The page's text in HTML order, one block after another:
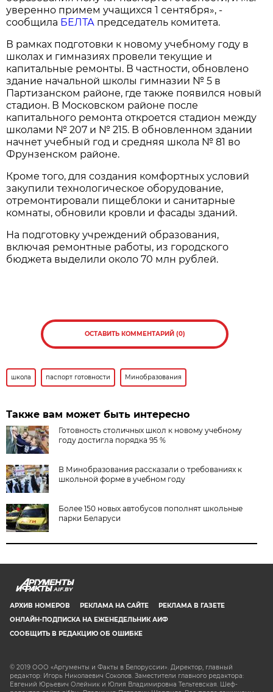
уверенно примем учащихся 1 сентября», -
сообщила БЕЛТА председатель комитета.
В рамках подготовки к новому учебному году в
школах и гимназиях провели текущие и
капитальные ремонты. В частности, обновлено
здание начальной школы гимназии № 5 в
Партизанском районе, где также появился новый
стадион. В Московском районе после
капитального ремонта откроется стадион между
школами № 207 и № 215. В обновленном здании
начнет учебный год и средняя школа № 81 во
Фрунзенском районе.
Кроме того, для создания комфортных условий
закупили технологическое оборудование,
отремонтировали пищеблоки и санитарные
комнаты, обновили кровли и фасады зданий.
На подготовку учреждений образования,
включая ремонтные работы, из городского
бюджета выделили около 70 млн рублей.
ОСТАВИТЬ КОММЕНТАРИЙ (0)
школа паспорт готовности Минобразования
Также вам может быть интересно
Готовность столичных школ к новому учебному
году достигла порядка 95 %
В Минобразования рассказали о требованиях к
школьной форме в учебном году
Более 150 новых автобусов пополнят школьные
парки Беларуси
AIF.BY
АРХИВ НОМЕРОВ РЕКЛАМА НА САЙТЕ
РЕКЛАМА В ГАЗЕТЕ
ОНЛАЙН-ПОДПИСКА НА ЕЖЕНЕДЕЛЬНИК АИФ
СООБЩИТЬ В РЕДАКЦИЮ ОБ ОШИБКЕ
© 2019 ООО «Аргументы и Факты в Белоруссии». Директор, главный
редактор: Игорь Николаевич Соколов. Заместители главного редактора:
Евгений Юрьевич Олейник и Юлия Владимировна Тельтевская. Шеф-